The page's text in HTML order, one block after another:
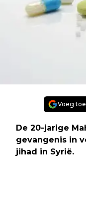
Voeg
De 20-jarige
gevangenis in
jihad in Syrië.